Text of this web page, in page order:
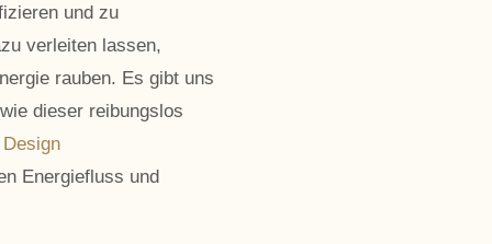
und zu
verleiten lassen,
rauben. Es gibt uns
dieser reibungslos
Energiefluss und